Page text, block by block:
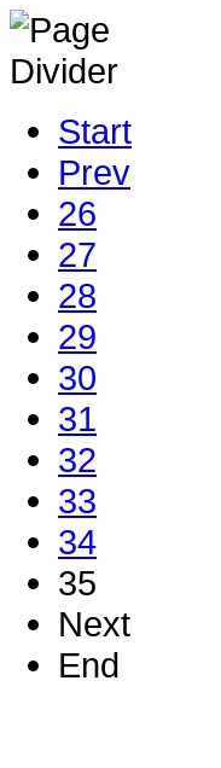
Start
Prev
26
27
28
29
30
31
32
33
34
35
Next
End